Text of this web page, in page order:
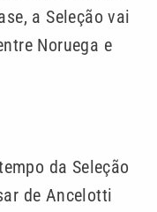
a Seleção vai
Noruega e
da Seleção
de Ancelotti